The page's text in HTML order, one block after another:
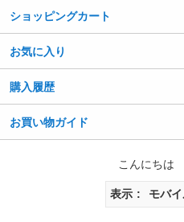
ショッピングカート
お気に入り
購入履歴
お買い物ガイド
こんにちは
表示 モバ